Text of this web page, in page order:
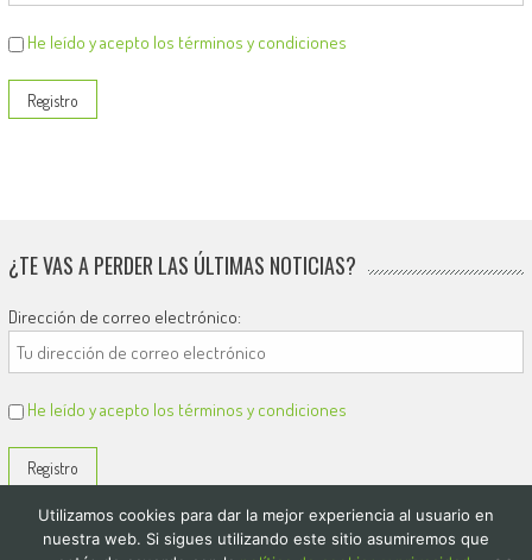
He leído y acepto los términos y condiciones
¿TE VAS A PERDER LAS ÚLTIMAS NOTICIAS?
Dirección de correo electrónico:
He leído y acepto los términos y condiciones
Utilizamos cookies para dar la mejor experiencia al usuario en
nuestra web. Si sigues utilizando este sitio asumiremos que